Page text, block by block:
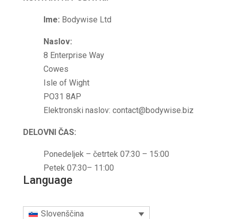
Ime: Bodywise Ltd
Naslov:
8 Enterprise Way
Cowes
Isle of Wight
PO31 8AP
Elektronski naslov: contact@bodywise.biz
DELOVNI ČAS:
Ponedeljek – četrtek 07:30 – 15:00
Petek 07:30– 11:00
Language
Slovenščina